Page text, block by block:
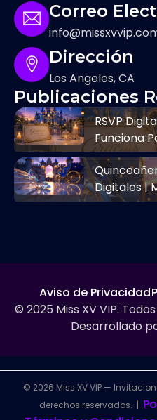
Correo
Dirección
Los Angeles, CA
Publicaciones
RSVP
Funciona
Digitales |
© 2025 Miss XV VIP.
Desarrollado
Aviso de Privacidad
© 2026 Miss XV VIP —
derechos reservados. |